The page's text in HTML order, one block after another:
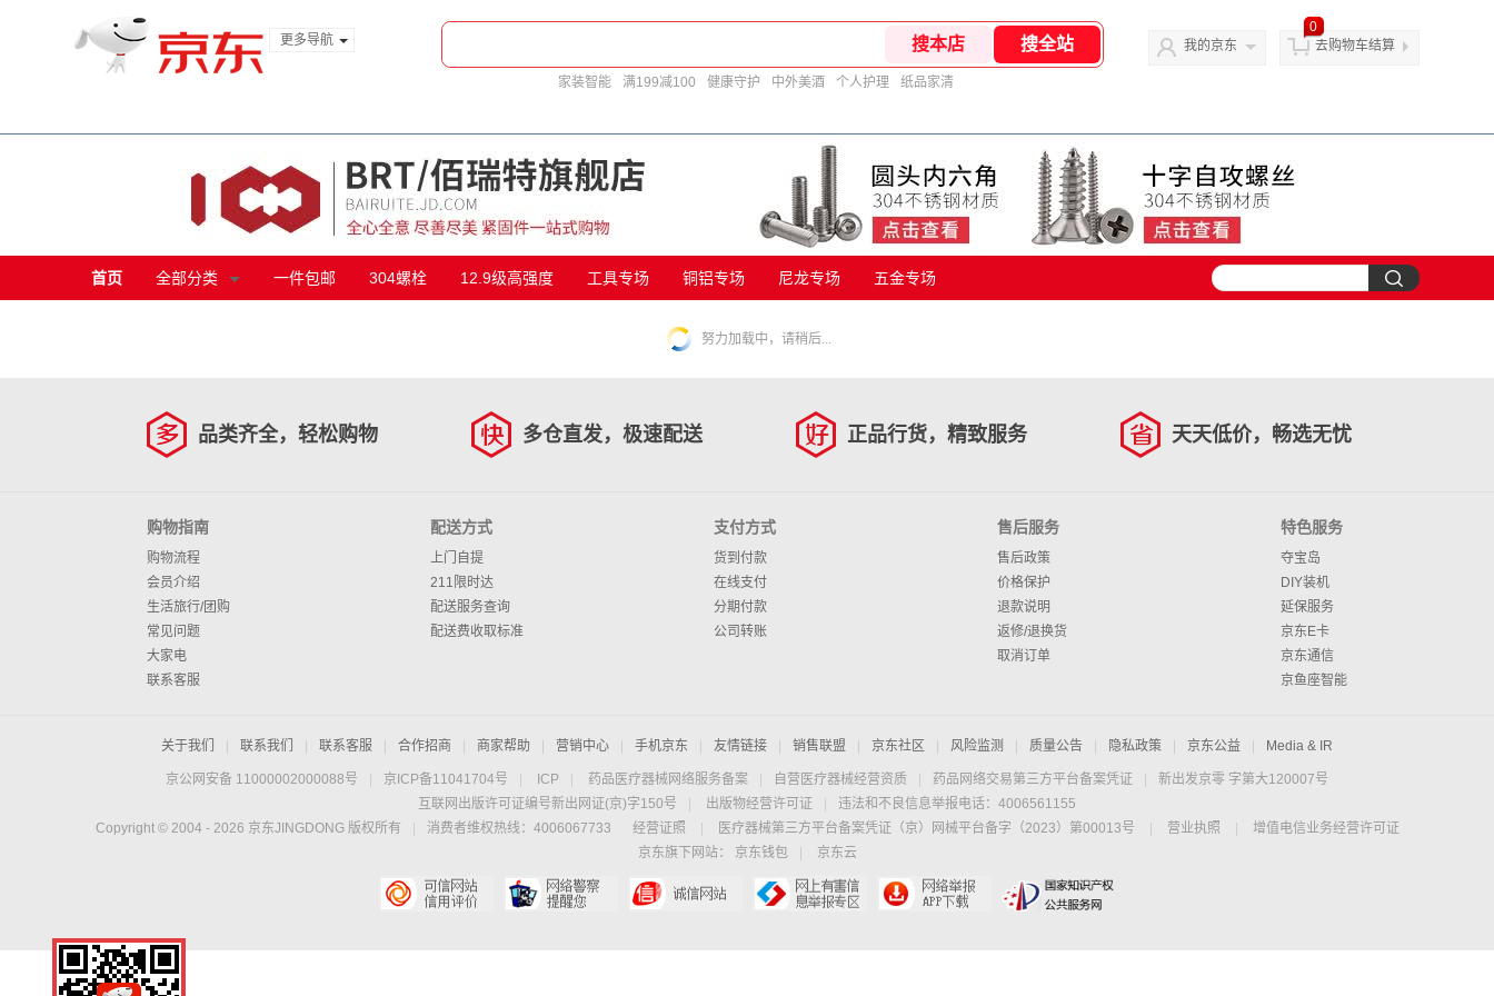
更多导航
家装智能 满199减100 健康守护 中外美酒 个人护理 纸品家清
我的京东
0
去购物车结算
首页 全部分类 一件包邮 304螺栓 12.9级高强度 工具专场 铜铝专场 尼龙专场 五金专场
努力加载中，请稍后...
品类齐全，轻松购物 多仓直发，极速配送 正品行货，精致服务 天天低价，畅选无忧
购物指南
购物流程
会员介绍
生活旅行/团购
常见问题
大家电
联系客服
配送方式
上门自提
211限时达
配送服务查询
配送费收取标准
支付方式
货到付款
在线支付
分期付款
公司转账
售后服务
售后政策
价格保护
退款说明
返修/退换货
取消订单
特色服务
夺宝岛
DIY装机
延保服务
京东E卡
京东通信
京鱼座智能
关于我们 联系我们 联系客服 合作招商 商家帮助 营销中心 手机京东 友情链接 销售联盟 京东社区 风险监测 质量公告 隐私政策 京东公益 Media & IR
京公网安备 11000002000088号 京ICP备11041704号 ICP 药品医疗器械网络服务备案 自营医疗器械经营资质 药品网络交易第三方平台备案凭证
新出发京零 字第大120007号
互联网出版许可证编号新出网证(京)字150号
出版物经营许可证
违法和不良信息举报电话：4006561155
Copyright © 2004 - 2026 京东JINGDONG 版权所有 消费者维权热线：4006067733 经营证照 医疗器械第三方平台备案凭证（京）网械平台备字（2023）第00013号 营业执照
增值电信业务经营许可证
京东旗下网站：
京东钱包 京东云